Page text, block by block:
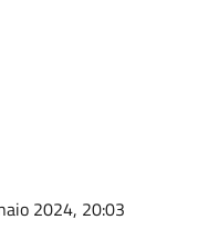
2024, 20:03